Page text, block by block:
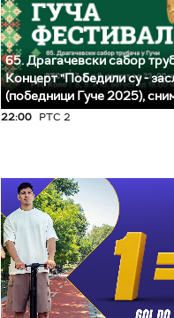
65. Драгачевски сабор
Концерт "Победили су -
(победници Гуче 2025),
22:00 РТС 2